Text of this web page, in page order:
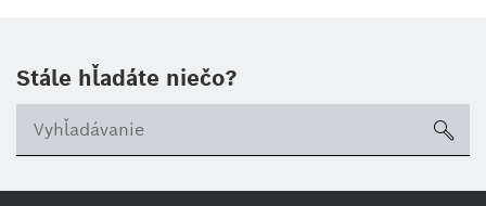
Stále hľadáte niečo?